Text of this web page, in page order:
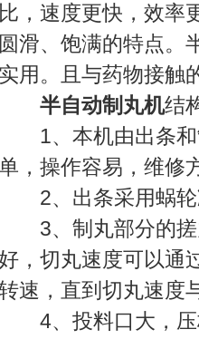
比，速度更快，效率
圆滑、饱满的特点。
实用。且与药物接触
半自动制丸机结
1、本机由出条和
，操作容易，维修
2、出条采用蜗轮
3、制丸部分的搓
，切丸速度可以通
速，直到切丸速度
4、投料口大，压